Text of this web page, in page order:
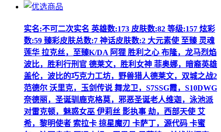
实名:不可二次实名 英雄数:173 皮肤数:82 等级:157 炫彩
数:59 臻彩皮肤总数:7 神话皮肤数:2 大元素使 至臻 灵魂
莲华 拉克丝，至臻K/DA 阿狸 胜利之心 布隆，龙马烈焰
波比，胜利行刑官 德莱文，胜利女神 菲奥娜，暗裔英雄
盖伦，波比的巧克力工坊，野兽猎人德莱文，双城之战2
范德尔 沃里克，玉剑传说 舞龙卫，S7SSG霞，S10DWG
奈德丽，圣诞驯鹿克格莫，邪恶圣诞老人维迦，泳池派
对雷克顿，魅惑女巫 伊莉丝 影执事 劫，西部天使 艾
希，黎明使者 索拉卡 掠星魔刃 卡萨丁，源代码 卡蜜